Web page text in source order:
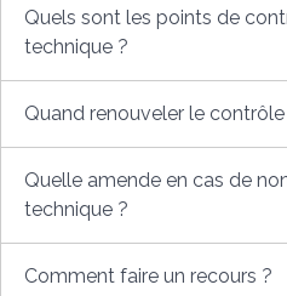
Quels sont les points de
technique ?
Quand renouveler le
Quelle amende en cas de
technique ?
Comment faire un recours ?